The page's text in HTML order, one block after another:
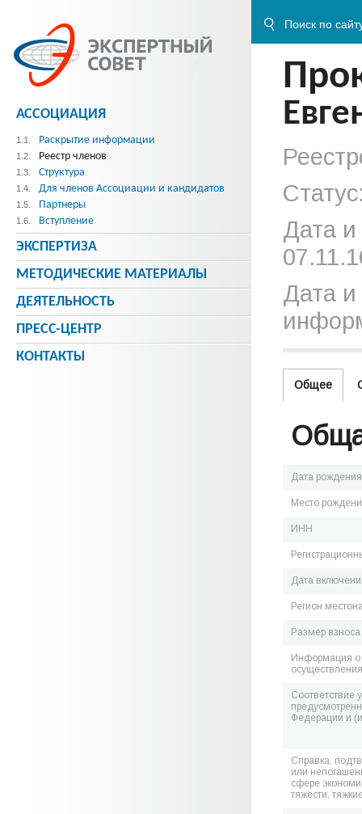
Дата
Дата и
Общее
Дата рождения
Место
ИНН
Дата
Регион
Размер
Информация о
Соответствие
Федерации и
Справка,
или
сфере
тяжести,
АССОЦИАЦИЯ
1.1. Раскрытие информации
1.2. Реестр членов
1.3. Структура
1.4. Для членов Ассоциации и кандидатов
1.5. Партнеры
1.6. Вступление
ЭКСПЕРТИЗА
МЕТОДИЧЕСКИE МАТЕРИАЛЫ
ДЕЯТЕЛЬНОСТЬ
ПРЕСС-ЦЕНТР
КОНТАКТЫ